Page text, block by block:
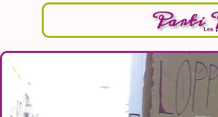
Parti Les